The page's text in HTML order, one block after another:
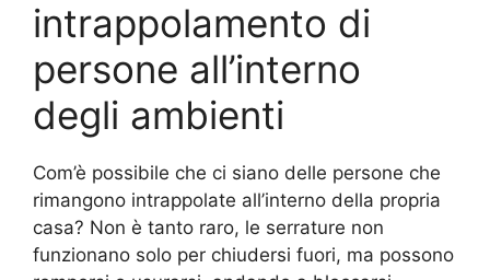
intrappolamento di
persone all’interno
degli ambienti
Com’è possibile che ci siano delle persone che
rimangono intrappolate all’interno della propria
casa? Non è tanto raro, le serrature non
funzionano solo per chiudersi fuori, ma possono